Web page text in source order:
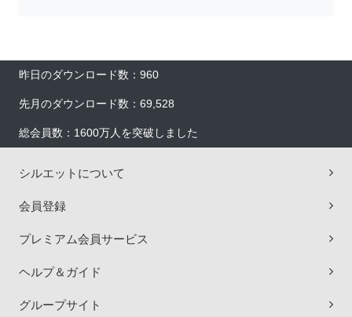
昨日のダウンロード数：960
先月のダウンロード数：69,528
総会員数：1600万人を突破しました
シルエットについて
会員登録
プレミアム会員サービス
ヘルプ＆ガイド
グループサイト